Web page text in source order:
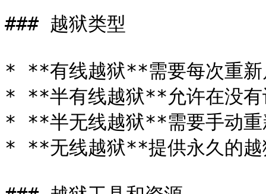
### 越狱类型
* **有线越狱**需要每次重新
* **半有线越狱**允许在没有
* **半无线越狱**需要手动重
* **无线越狱**提供永久的越